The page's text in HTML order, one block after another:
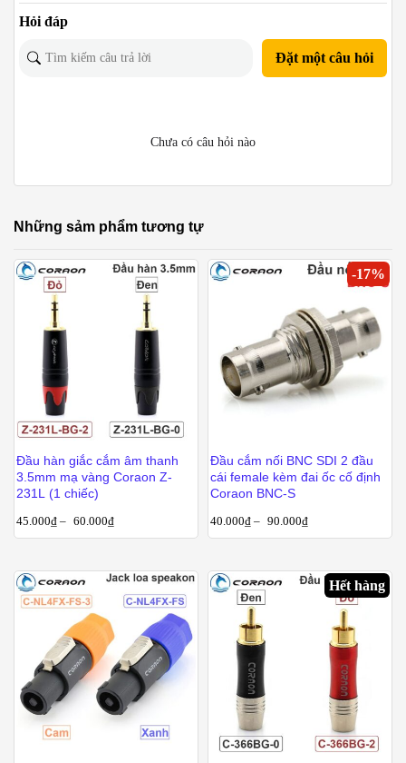
Hỏi đáp
Đặt một câu hỏi
Chưa có câu hỏi nào
Những sảm phẩm tương tự
Đầu hàn giắc cắm âm thanh
3.5mm mạ vàng Coraon Z-
231L (1 chiếc)
45.000₫ – 60.000₫
-17%
Đầu cắm nối BNC SDI 2 đầu
cái female kèm đai ốc cố định
Coraon BNC-S
40.000₫ – 90.000₫
Hết hàng